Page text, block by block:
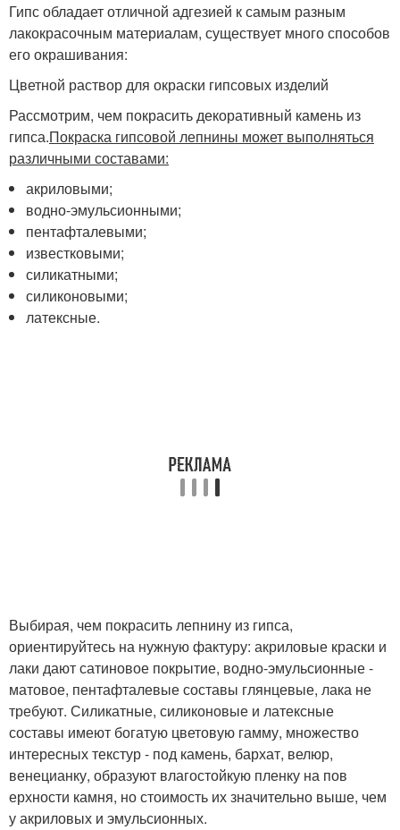
Гипс обладает отличной адгезией к самым разным
лакокрасочным материалам, существует много способов
его окрашивания:
Цветной раствор для окраски гипсовых изделий
Рассмотрим, чем покрасить декоративный камень из
гипса.Покраска гипсовой лепнины может выполняться
различными составами:
акриловыми;
водно-эмульсионными;
пентафталевыми;
известковыми;
силикатными;
силиконовыми;
латексные.
Выбирая, чем покрасить лепнину из гипса,
ориентируйтесь на нужную фактуру: акриловые краски и
лаки дают сатиновое покрытие, водно-эмульсионные -
матовое, пентафталевые составы глянцевые, лака не
требуют. Силикатные, силиконовые и латексные
составы имеют богатую цветовую гамму, множество
интересных текстур - под камень, бархат, велюр,
венецианку, образуют влагостойкую пленку на пов
ерхности камня, но стоимость их значительно выше, чем
у акриловых и эмульсионных.